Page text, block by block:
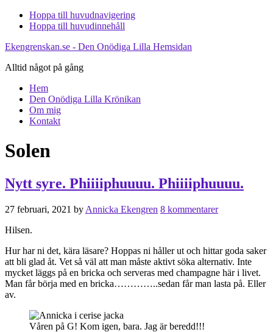
Hoppa till huvudnavigering
Hoppa till huvudinnehåll
Ekengrenskan.se - Den Onödiga Lilla Hemsidan
Alltid något på gång
Hem
Den Onödiga Lilla Krönikan
Om mig
Kontakt
Solen
Nytt syre. Phiiiiphuuuu. Phiiiiphuuuu.
27 februari, 2021 by Annicka Ekengren 8 kommentarer
Hilsen.
Hur har ni det, kära läsare? Hoppas ni håller ut och hittar goda saker
att bli glad åt. Vet så väl att man måste aktivt söka alternativ. Inte
mycket läggs på en bricka och serveras med champagne här i livet.
Man får börja med en bricka…………..sedan får man lasta på. Eller
av.
Våren på G! Kom igen, bara. Jag är beredd!!!